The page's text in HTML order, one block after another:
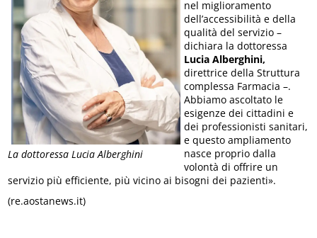
La dottoressa Lucia Alberghini
nel miglioramento
dell’accessibilità e della
qualità del servizio –
dichiara la dottoressa
Lucia Alberghini,
direttrice della Struttura
complessa Farmacia –.
Abbiamo ascoltato le
esigenze dei cittadini e
dei professionisti sanitari,
e questo ampliamento
nasce proprio dalla
volontà di offrire un
servizio più efficiente, più vicino ai bisogni dei pazienti».
(re.aostanews.it)